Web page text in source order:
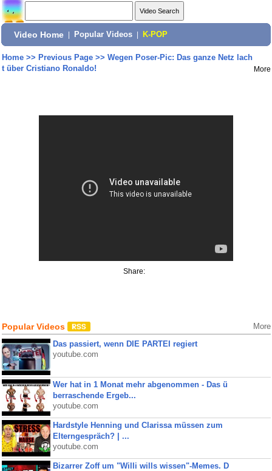
Video Home Popular Videos K-POP
Home>> Previous Page>> Wegen Poser-Pic: Das ganze Netz lach
t über Cristiano Ronaldo!
More
Share:
Popular Videos More
Das passiert, wenn DIE PARTEI regiert
youtube.com
Wer hat in 1 Monat mehr abgenommen - Das ü
berraschende Ergeb...
youtube.com
Hardstyle Henning und Clarissa müssen zum
Elterngespräch? | ...
youtube.com
Bizarrer Zoff um "Willi wills wissen"-Memes. D